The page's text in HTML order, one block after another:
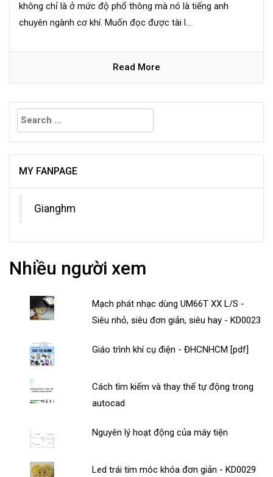
không chỉ là ở mức độ phổ thông mà nó là tiếng anh
chuyên ngành cơ khí. Muốn đọc được tài l...
Read More
Search
for:
MY FANPAGE
Gianghm
Nhiều người xem
Mạch phát nhạc dùng UM66T XX L/S -
Siêu nhỏ, siêu đơn giản, siêu hay - KD0023
Giáo trình khí cụ điện - ĐHCNHCM [pdf]
Cách tìm kiếm và thay thế tự động trong
autocad
Nguyên lý hoạt động của máy tiện
Led trái tim móc khóa đơn giản - KD0029